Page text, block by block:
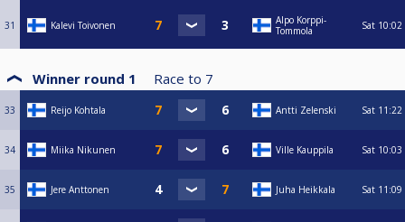
31 Kalevi Toivonen
Alpo Korppi-
Tommola
Sat 10:02
Winner round 1 Race to 7
33 Reijo Kohtala Antti Zelenski Sat 11:22
34 Miika Nikunen Ville Kauppila Sat 10:03
35 Jere Anttonen Juha Heikkala Sat 11:09